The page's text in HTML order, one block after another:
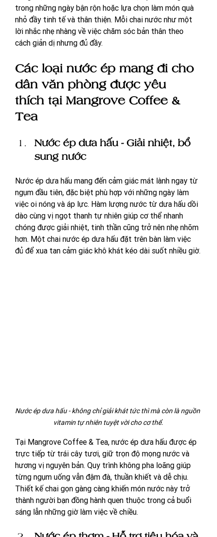
trong những ngày bận rộn hoặc lựa chọn làm món quà
nhỏ đầy tinh tế và thân thiện. Mỗi chai nước như một
lời nhắc nhẹ nhàng về việc chăm sóc bản thân theo
cách giản dị nhưng đủ đầy.
Các loại nước ép mang đi cho
dân văn phòng được yêu
thích tại Mangrove Coffee &
Tea
Nước ép dưa hấu - Giải nhiệt, bổ
sung nước
Nước ép dưa hấu mang đến cảm giác mát lành ngay từ
ngụm đầu tiên, đặc biệt phù hợp với những ngày làm
việc oi nóng và áp lực. Hàm lượng nước từ dưa hấu dồi
dào cùng vị ngọt thanh tự nhiên giúp cơ thể nhanh
chóng được giải nhiệt, tinh thần cũng trở nên nhẹ nhõm
hơn. Một chai nước ép dưa hấu đặt trên bàn làm việc
đủ để xua tan cảm giác khô khát kéo dài suốt nhiều giờ.
Nước ép dưa hấu - không chỉ giải khát tức thì mà còn là nguồn
vitamin tự nhiên tuyệt vời cho cơ thể.
Tại Mangrove Coffee & Tea, nước ép dưa hấu được ép
trực tiếp từ trái cây tươi, giữ trọn độ mọng nước và
hương vị nguyên bản. Quy trình không pha loãng giúp
từng ngụm uống vẫn đậm đà, thuần khiết và dễ chịu.
Thiết kế chai gọn gàng càng khiến món nước này trở
thành người bạn đồng hành quen thuộc trong cả buổi
sáng lẫn những giờ làm việc về chiều.